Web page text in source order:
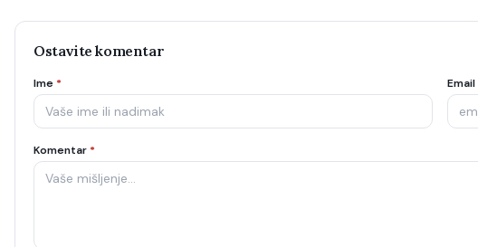
Ostavite komentar
Ime * Email
Komentar *